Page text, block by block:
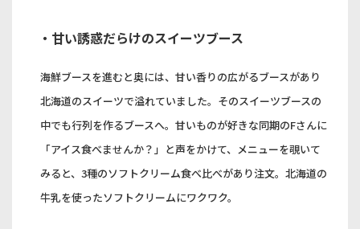
・甘い誘惑だらけのスイーツブース
海鮮ブースを進むと奥には、甘い香りの広がるブースがあり
北海道のスイーツで溢れていました。そのスイーツブースの
中でも行列を作るブースへ。甘いものが好きな同期のFさんに
「アイス食べませんか？」と声をかけて、メニューを覗いて
みると、3種のソフトクリーム食べ比べがあり注文。北海道の
牛乳を使ったソフトクリームにワクワク。